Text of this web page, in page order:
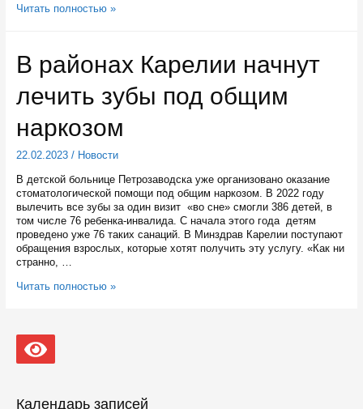
Мощный
экстренной
медицинской
помощи
в
Читать полностью »
В районах Карелии начнут
лечить зубы под общим
наркозом
22.02.2023/ Новости
В детской больнице Петрозаводска уже организовано оказание
стоматологической помощи под общим наркозом. В 2022 году
вылечить все зубы за один визит «во сне» смогли 386 детей, в
том числе 76 ребенка-инвалида. С начала этого года детям
проведено уже 76 таких санаций. В Минздрав Карелии поступают
обращения взрослых, которые хотят получить эту услугу. «Как ни
странно, …
В
лечить
зубы
Читать полностью »
Календарь записей